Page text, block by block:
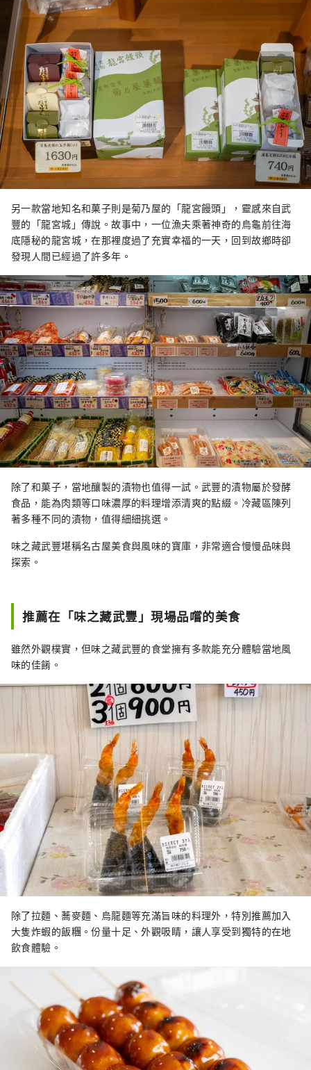
另一款當地知名和菓子則是菊乃屋的「龍宮饅頭」，靈感來自武
豐的「龍宮城」傳說。故事中，一位漁夫乘著神奇的烏龜前往海
底隱秘的龍宮城，在那裡度過了充實幸福的一天，回到故鄉時卻
發現人間已經過了許多年。
除了和菓子，當地釀製的漬物也值得一試。武豐的漬物屬於發酵
食品，能為肉類等口味濃厚的料理增添清爽的點綴。冷藏區陳列
著多種不同的漬物，值得細細挑選。
味之藏武豐堪稱名古屋美食與風味的寶庫，非常適合慢慢品味與
探索。
推薦在「味之藏武豐」現場品嚐的美食
雖然外觀樸實，但味之藏武豐的食堂擁有多款能充分體驗當地風
味的佳餚。
除了拉麵、蕎麥麵、烏龍麵等充滿旨味的料理外，特別推薦加入
大隻炸蝦的飯糰。份量十足、外觀吸睛，讓人享受到獨特的在地
飲食體驗。